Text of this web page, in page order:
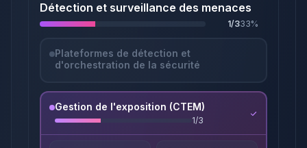
Détection et surveillance des menaces
1/333%
Plateformes de détection et
d'orchestration de la sécurité
Gestion de l'exposition (CTEM)
1/3